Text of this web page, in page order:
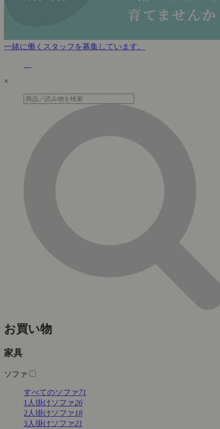
一緒に働くスタッフを募集しています。
×
お買い物
家具
ソファ
すべてのソファ71
1人掛けソファ26
2人掛けソファ 18
3人掛けソファ21